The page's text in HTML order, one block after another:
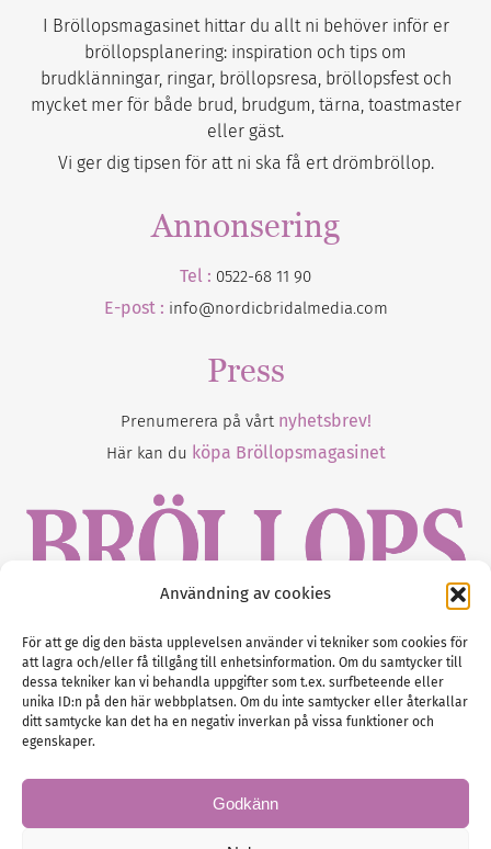
Användning av cookies
För att ge dig den bästa upplevelsen använder vi tekniker som cookies för
att lagra och/eller få tillgång till enhetsinformation. Om du samtycker till
dessa tekniker kan vi behandla uppgifter som t.ex. surfbeteende eller
unika ID:n på den här webbplatsen. Om du inte samtycker eller återkallar
ditt samtycke kan det ha en negativ inverkan på vissa funktioner och
egenskaper.
Godkänn
I Bröllopsmagasinet hittar du allt ni behöver inför er
bröllopsplanering: inspiration och tips om
brudklänningar, ringar, bröllopsresa, bröllopsfest och
mycket mer för både brud, brudgum, tärna, toastmaster
eller gäst.
Vi ger dig tipsen för att ni ska få ert drömbröllop.
Annonsering
Tel : 0522-68 11 90
E-post : info@nordicbridalmedia.com
Press
Prenumerera på vårt nyhetsbrev!
Här kan du köpa Bröllopsmagasinet
Gustaf Mattssons väg 2, 451 50 Uddevalla
Tel :0522-68 11 90
E-post:info@nordicbridalmedia.com